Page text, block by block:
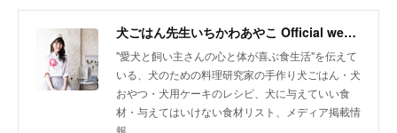
犬ごはん先生いちかわあやこ Official web site
"愛犬と飼い主さんの心と体が喜ぶ食生活"を伝えて
いる、犬のための料理研究家の手作り犬ごはん・犬
おやつ・犬用ケーキのレシピ、犬に与えていい食
材・与えてはいけない食材リスト、メディア掲載情
報